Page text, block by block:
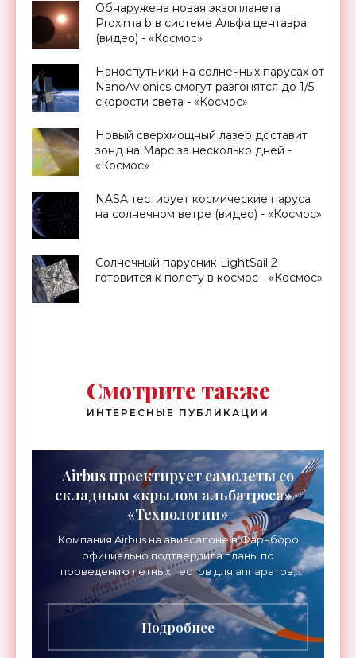
Обнаружена новая экзопланета
Proxima b в системе Альфа центавра
(видео) - «Космос»
Наноспутники на солнечных парусах от
NanoAvionics смогут разгонятся до 1/5
скорости света - «Космос»
Новый сверхмощный лазер доставит
зонд на Марс за несколько дней -
«Космос»
NASA тестирует космические паруса
на солнечном ветре (видео) - «Космос»
Солнечный парусник LightSail 2
готовится к полету в космос - «Космос»
Смотрите также
ИНТЕРЕСНЫЕ ПУБЛИКАЦИИ
Airbus проектирует самолеты со
складным «крылом альбатроса» -
«Технологии»
Компания Airbus на авиасалоне в Фарнборо
официально подтвердила планы по
проведению летных тестов для аппаратов,
созданных в рамках нового проекта «Крыло
будущего». Цель разработки
Подробнее